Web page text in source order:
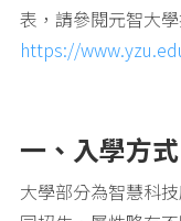
表，請參閱元智大
https://
一、入學方式
大學部分為智慧科